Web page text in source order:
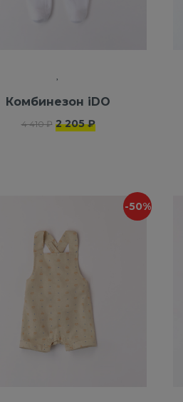
Комбинезон iDO
4 410 ₽ 2 205 ₽
-50%